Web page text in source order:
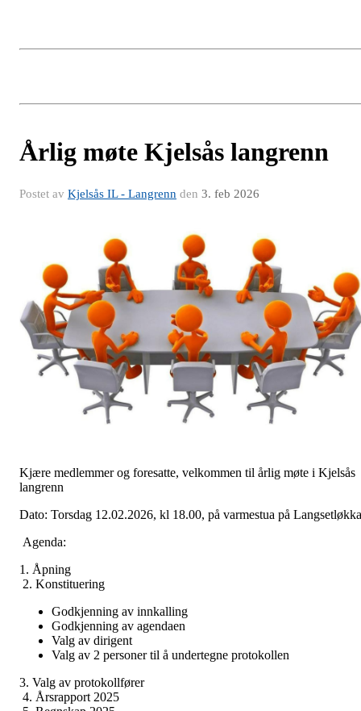
Årlig møte Kjelsås langrenn
Postet av Kjelsås IL - Langrenn den 3. feb 2026
Kjære medlemmer og foresatte, velkommen til årlig møte i Kjelsås
langrenn
Dato: Torsdag 12.02.2026, kl 18.00, på varmestua på Langsetløkka
Agenda:
1. Åpning
2. Konstituering
Godkjenning av innkalling
Godkjenning av agendaen
Valg av dirigent
Valg av 2 personer til å undertegne protokollen
3. Valg av protokollfører
4. Årsrapport 2025